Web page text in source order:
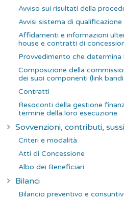
Avviso sui risultati della
Avvisi sistema di qualificazione
Affidamenti e informazioni
house e contratti di
Provvedimento che determina
Composizione della
dei suoi componenti (link
Contratti
Resoconti della gestione
termine della loro esecuzione
Sovvenzioni, contributi,
Criteri e modalità
Atti di Concessione
Albo dei Beneficiari
Bilanci
Bilancio preventivo e